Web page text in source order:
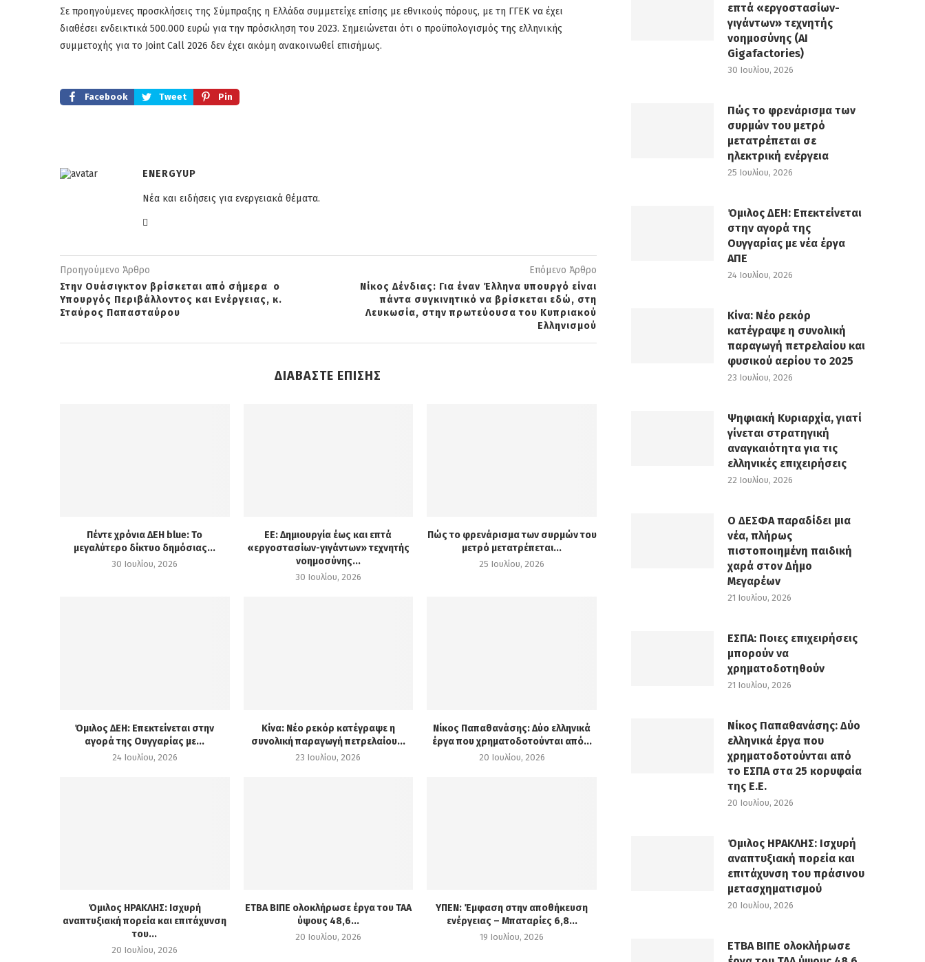
Σε προηγούμενες προσκλήσεις της Σύμπραξης η Ελλάδα συμμετείχε επίσης με εθνικούς πόρους, με τη ΓΓΕΚ να έχει
διαθέσει ενδεικτικά 500.000 ευρώ για την πρόσκληση του 2023. Σημειώνεται ότι ο προϋπολογισμός της ελληνικής
συμμετοχής για το Joint Call 2026 δεν έχει ακόμη ανακοινωθεί επισήμως.
Facebook Tweet Pin
ENERGYUP
Νέα και ειδήσεις για ενεργειακά θέματα.
Προηγούμενο Άρθρο
Στην Ουάσιγκτον βρίσκεται από σήμερα ο
Υπουργός Περιβάλλοντος και Ενέργειας, κ.
Σταύρος Παπασταύρου
Επόμενο Άρθρο
Νίκος Δένδιας: Για έναν Έλληνα υπουργό είναι
πάντα συγκινητικό να βρίσκεται εδώ, στη
Λευκωσία, στην πρωτεύουσα του Κυπριακού
Ελληνισμού
ΔΙΑΒΑΣΤΕ ΕΠΙΣΗΣ
Πέντε χρόνια ΔΕΗ blue: Το
μεγαλύτερο δίκτυο δημόσιας...
30 Ιουλίου, 2026
ΕΕ: Δημιουργία έως και επτά
«εργοστασίων-γιγάντων» τεχνητής
νοημοσύνης...
30 Ιουλίου, 2026
Πώς το φρενάρισμα των συρμών του
μετρό μετατρέπεται...
25 Ιουλίου, 2026
Όμιλος ΔΕΗ: Επεκτείνεται στην
αγορά της Ουγγαρίας με...
24 Ιουλίου, 2026
Κίνα: Νέο ρεκόρ κατέγραψε η
συνολική παραγωγή πετρελαίου...
23 Ιουλίου, 2026
Νίκος Παπαθανάσης: Δύο ελληνικά
έργα που χρηματοδοτούνται από...
20 Ιουλίου, 2026
Όμιλος ΗΡΑΚΛΗΣ: Ισχυρή
αναπτυξιακή πορεία και επιτάχυνση
του...
20 Ιουλίου, 2026
ΕΤΒΑ ΒΙΠΕ ολοκλήρωσε έργα του ΤΑΑ
ύψους 48,6...
20 Ιουλίου, 2026
ΥΠΕΝ: Έμφαση στην αποθήκευση
ενέργειας – Μπαταρίες 6,8...
19 Ιουλίου, 2026
επτά «εργοστασίων-
γιγάντων» τεχνητής
νοημοσύνης (AI
Gigafactories)
30 Ιουλίου, 2026
Πώς το φρενάρισμα των
συρμών του μετρό
μετατρέπεται σε
ηλεκτρική ενέργεια
25 Ιουλίου, 2026
Όμιλος ΔΕΗ: Επεκτείνεται
στην αγορά της
Ουγγαρίας με νέα έργα
ΑΠΕ
24 Ιουλίου, 2026
Κίνα: Νέο ρεκόρ
κατέγραψε η συνολική
παραγωγή πετρελαίου και
φυσικού αερίου το 2025
23 Ιουλίου, 2026
Ψηφιακή Κυριαρχία, γιατί
γίνεται στρατηγική
αναγκαιότητα για τις
ελληνικές επιχειρήσεις
22 Ιουλίου, 2026
Ο ΔΕΣΦΑ παραδίδει μια
νέα, πλήρως
πιστοποιημένη παιδική
χαρά στον Δήμο
Μεγαρέων
21 Ιουλίου, 2026
ΕΣΠΑ: Ποιες επιχειρήσεις
μπορούν να
χρηματοδοτηθούν
21 Ιουλίου, 2026
Νίκος Παπαθανάσης: Δύο
ελληνικά έργα που
χρηματοδοτούνται από
το ΕΣΠΑ στα 25 κορυφαία
της Ε.Ε.
20 Ιουλίου, 2026
Όμιλος ΗΡΑΚΛΗΣ: Ισχυρή
αναπτυξιακή πορεία και
επιτάχυνση του πράσινου
μετασχηματισμού
20 Ιουλίου, 2026
ΕΤΒΑ ΒΙΠΕ ολοκλήρωσε